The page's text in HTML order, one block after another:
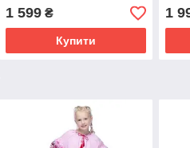
1 599₴
Купити
1